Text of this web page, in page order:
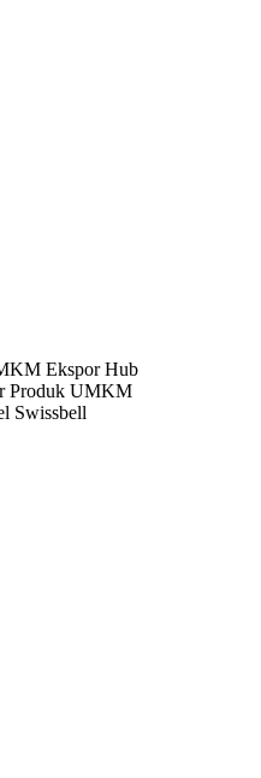
Ekspor Hub
Produk UMKM
Swissbell